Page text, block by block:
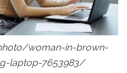
woman-in-brown-
laptop-7653983/